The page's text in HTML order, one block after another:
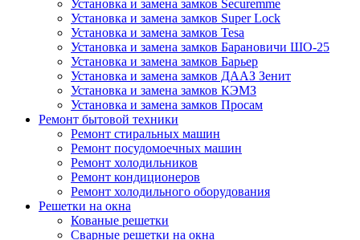
Установка и замена замков Securemme
Установка и замена замков Super Lock
Установка и замена замков Tesa
Установка и замена замков Барановичи ШО-25
Установка и замена замков Барьер
Установка и замена замков ДААЗ Зенит
Установка и замена замков КЭМЗ
Установка и замена замков Просам
Ремонт бытовой техники
Ремонт стиральных машин
Ремонт посудомоечных машин
Ремонт холодильников
Ремонт кондиционеров
Ремонт холодильного оборудования
Решетки на окна
Кованые решетки
Сварные решетки на окна